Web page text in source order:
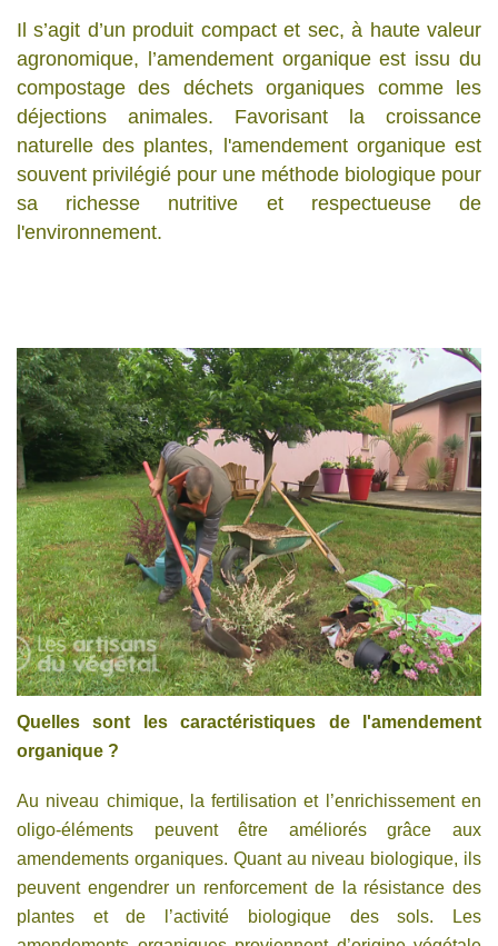
Il s’agit d’un produit compact et sec, à haute valeur
agronomique, l’amendement organique est issu du
compostage des déchets organiques comme les
déjections animales. Favorisant la croissance
naturelle des plantes, l'amendement organique est
souvent privilégié pour une méthode biologique pour
sa richesse nutritive et respectueuse de
l'environnement.
Quelles sont les caractéristiques de l'amendement
organique ?
Au niveau chimique, la fertilisation et l’enrichissement en
oligo-éléments peuvent être améliorés grâce aux
amendements organiques. Quant au niveau biologique, ils
peuvent engendrer un renforcement de la résistance des
plantes et de l’activité biologique des sols. Les